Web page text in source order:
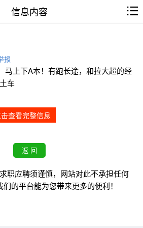
信息内容
报
马上下A本！有跑长途，和拉大超的经
车
查看完整信息
职应聘须谨慎，网站对此不承担任何
的平台能为您带来更多的便利！